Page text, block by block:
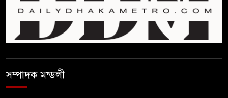
বাবাকে শেষ বিদায় জানালেন মেসি
সম্পাদক মন্ডলী